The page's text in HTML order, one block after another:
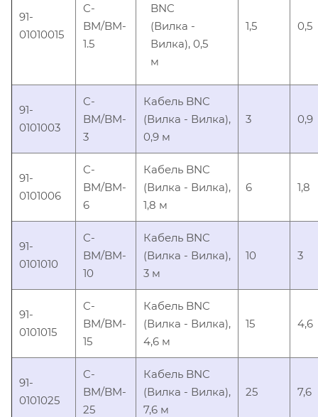
91-
01010015
C-
BM/BM-
1.5
BNC
(Вилка -
Вилка), 0,5
м
1,5 0,5
91-
0101003
C-
BM/BM-
3
Кабель BNC
(Вилка - Вилка),
0,9 м
3 0,9
91-
0101006
C-
BM/BM-
6
Кабель BNC
(Вилка - Вилка),
1,8 м
6 1,8
91-
0101010
C-
BM/BM-
10
Кабель BNC
(Вилка - Вилка),
3 м
10 3
91-
0101015
C-
BM/BM-
15
Кабель BNC
(Вилка - Вилка),
4,6 м
15 4,6
91-
0101025
C-
BM/BM-
25
Кабель BNC
(Вилка - Вилка),
7,6 м
25 7,6